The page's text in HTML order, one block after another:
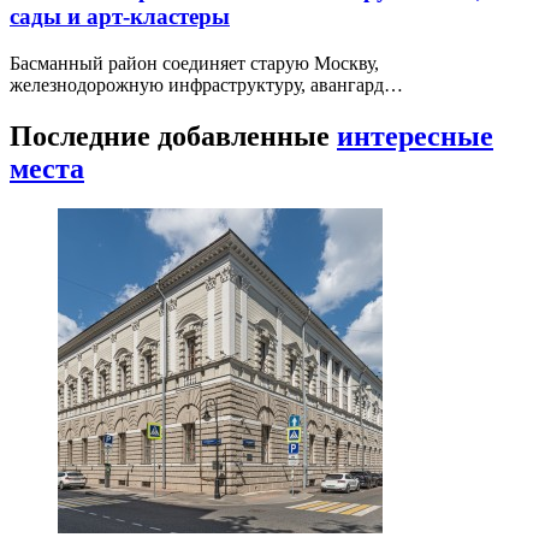
сады и арт-кластеры
Басманный район соединяет старую Москву,
железнодорожную инфраструктуру, авангард…
Последние добавленные интересные
места